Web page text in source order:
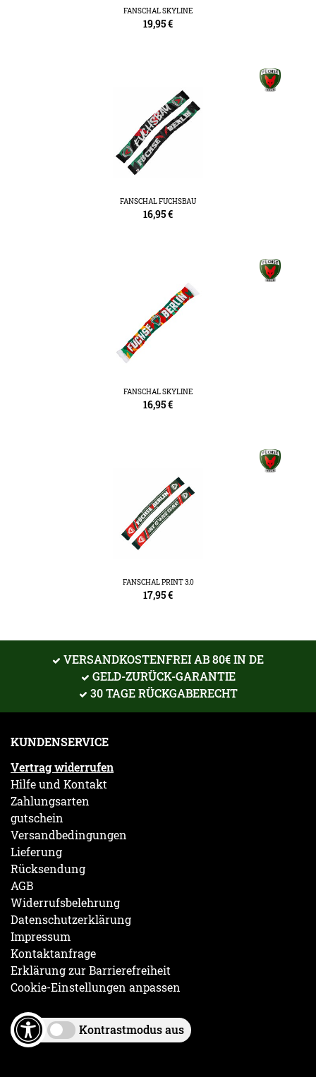
FANSCHAL SKYLINE
19,95€
FANSCHAL FUCHSBAU
16,95€
FANSCHAL SKYLINE
16,95€
FANSCHAL PRINT 3.0
17,95€
VERSANDKOSTENFREI AB 80€ IN DE
GELD-ZURÜCK-GARANTIE
30 TAGE RÜCKGABERECHT
KUNDENSERVICE
Vertrag widerrufen
Hilfe und Kontakt
Zahlungsarten
gutschein
Versandbedingungen
Lieferung
Rücksendung
AGB
Widerrufsbelehrung
Datenschutzerklärung
Impressum
Kontaktanfrage
Erklärung zur Barrierefreiheit
Cookie-Einstellungen anpassen
Kontrastmodus aus